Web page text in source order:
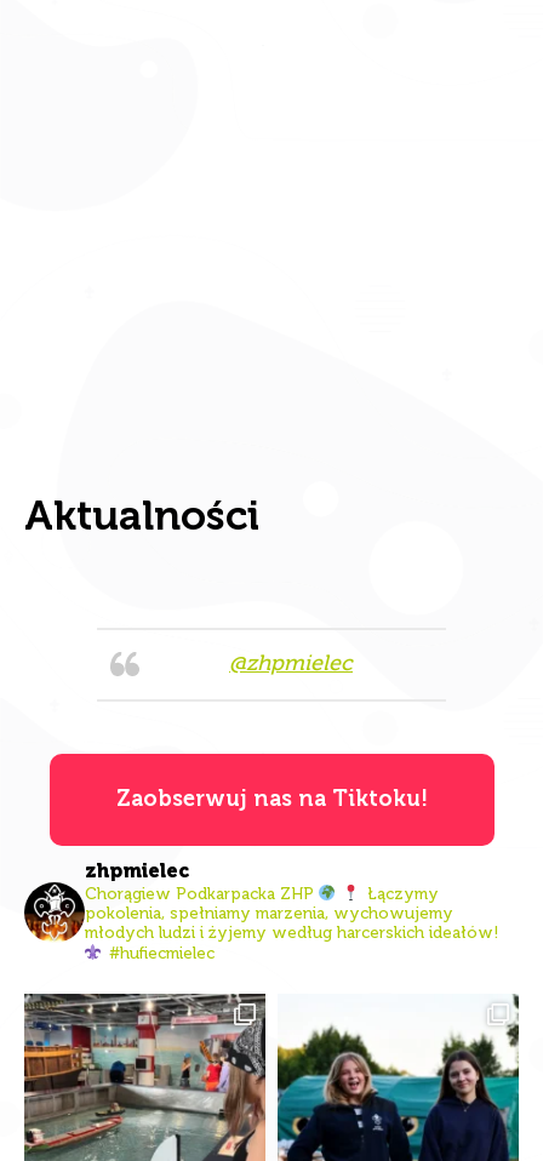
Aktualności
@zhpmielec
Zaobserwuj nas na Tiktoku!
zhpmielec
Chorągiew Podkarpacka ZHP
Łączymy
pokolenia, spełniamy marzenia, wychowujemy
młodych ludzi i żyjemy według harcerskich ideałów!
#hufiecmielec